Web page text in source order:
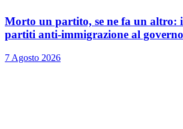
Morto un partito, se ne fa un altro:
partiti anti-immigrazione al governo
7 Agosto 2026